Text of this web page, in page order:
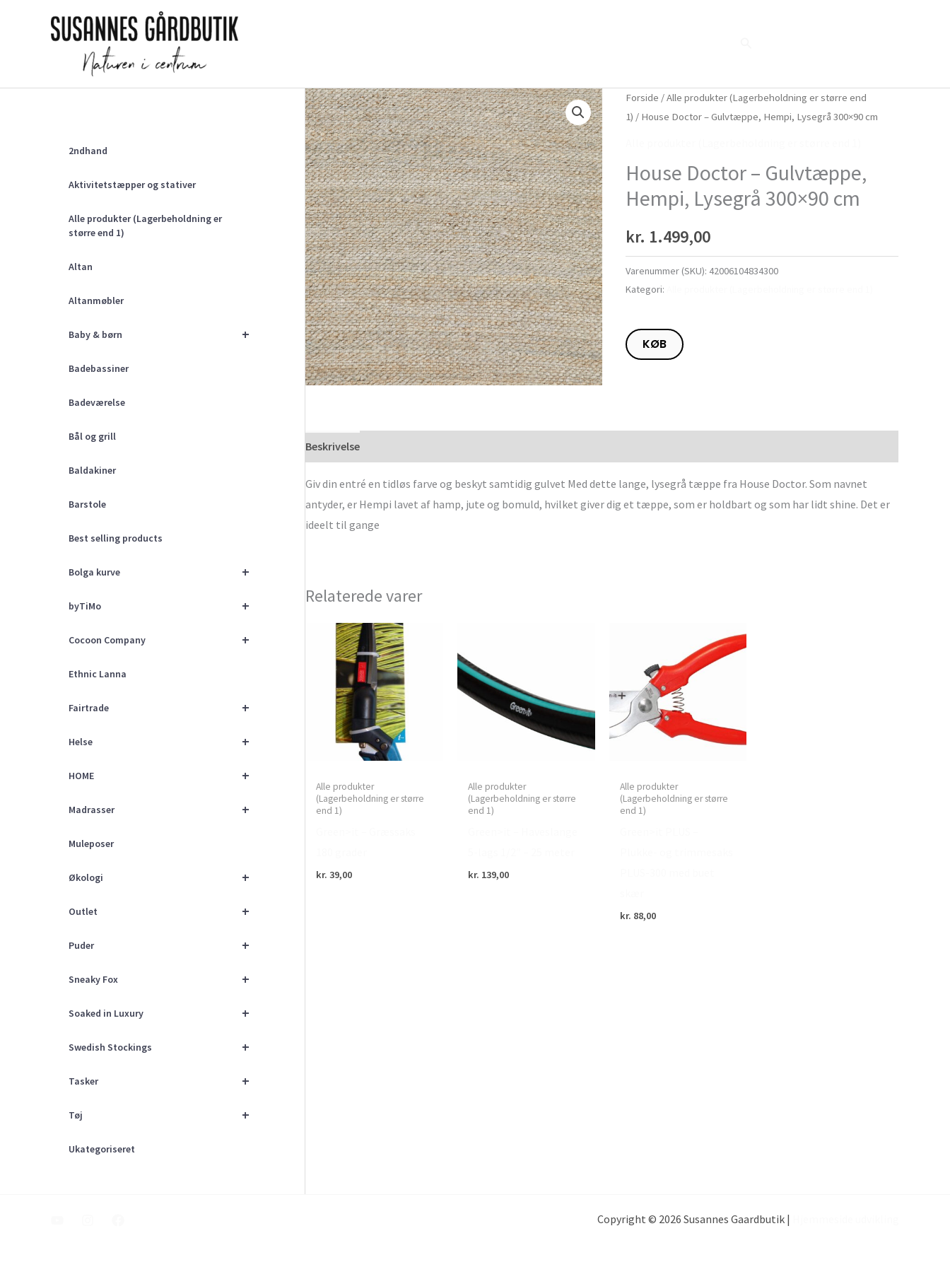
2ndhand
Aktivitetstæpper og stativer
Alle produkter (Lagerbeholdning er
større end 1)
Altan
Altanmøbler
+
Baby & børn
Badebassiner
Badeværelse
Bål og grill
Baldakiner
Barstole
Best selling products
+
Bolga kurve
+
byTiMo
+
Cocoon Company
Ethnic Lanna
+
Fairtrade
+
Helse
+
HOME
+
Madrasser
Muleposer
+
Økologi
+
Outlet
+
Puder
+
Sneaky Fox
+
Soaked in Luxury
+
Swedish Stockings
+
Tasker
+
Tøj
Ukategoriseret
Forside /Alle produkter (Lagerbeholdning er større end
1) / House Doctor – Gulvtæppe, Hempi, Lysegrå 300×90 cm
House Doctor – Gulvtæppe,
Hempi, Lysegrå 300×90 cm
kr. 1.499,00
Varenummer (SKU): 42006104834300
Kategori:
KØB
Beskrivelse
Giv din entré en tidløs farve og beskyt samtidig gulvet Med dette lange, lysegrå tæppe fra House Doctor. Som navnet
antyder, er Hempi lavet af hamp, jute og bomuld, hvilket giver dig et tæppe, som er holdbart og som har lidt shine. Det er
ideelt til gange
Relaterede varer
Alle produkter
(Lagerbeholdning er større
end 1)
kr. 39,00
Alle produkter
(Lagerbeholdning er større
end 1)
kr. 139,00
Alle produkter
(Lagerbeholdning er større
end 1)
kr. 88,00
Copyright © 2026 Susannes Gaardbutik |